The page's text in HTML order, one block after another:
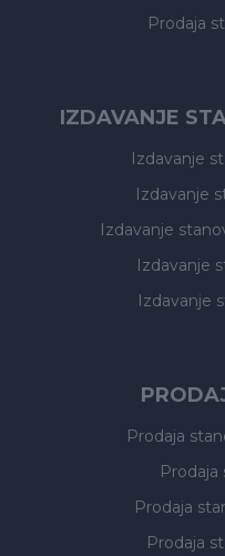
Prodaja
IZDAVANJE
Izdavanje
Izdavanje
Izdavanje
Izdavanje
Izdavanje
Prodaja
Prodaja
Prodaja
Prodaja